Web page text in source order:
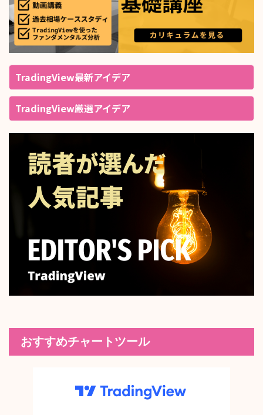
TradingView最新アイデア
TradingView厳選アイデア
おすすめチャートツール